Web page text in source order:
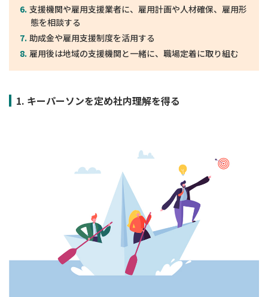
支援機関や雇用支援業者に、雇用計画や人材確保、雇用形
態を相談する
助成金や雇用支援制度を活用する
雇用後は地域の支援機関と一緒に、職場定着に取り組む
1. キーパーソンを定め社内理解を得る